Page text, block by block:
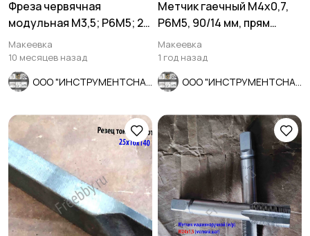
Фреза червячная
модульная М3,5; Р6М5; 20
гр, класс С, 3°4'; 70х27х75.
Макеевка
10 месяцев назад
Метчик гаечный М4х0,7,
Р6М5, 90/14 мм, прям
хвост, основной шаг,
СССР.
Макеевка
1 год назад